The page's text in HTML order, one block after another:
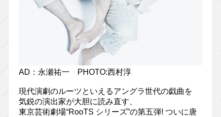
AD：永瀬祐一 PHOTO:西村淳
現代演劇のルーツといえるアングラ世代の戯曲を
気鋭の演出家が大胆に読み直す、
東京芸術劇場“RooTS シリーズ”の第五弾! ついに唐